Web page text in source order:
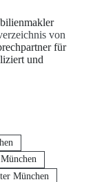
von
für
und
München